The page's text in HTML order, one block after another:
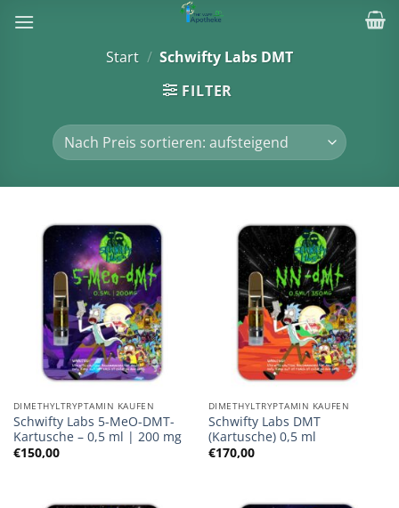
Inhalt
Start / Schwifty Labs DMT
FILTER
DIMETHYLTRYPTAMIN KAUFEN
Schwifty Labs 5-MeO-DMT-
Kartusche – 0,5 ml | 200 mg
€150,00
DIMETHYLTRYPTAMIN KAUFEN
Schwifty Labs DMT
(Kartusche) 0,5 ml
€170,00